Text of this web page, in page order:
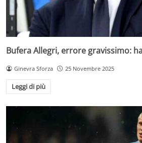
Bufera Allegri, errore gravissimo:
Ginevra Sforza 25 Novembre 2025
Leggi di più